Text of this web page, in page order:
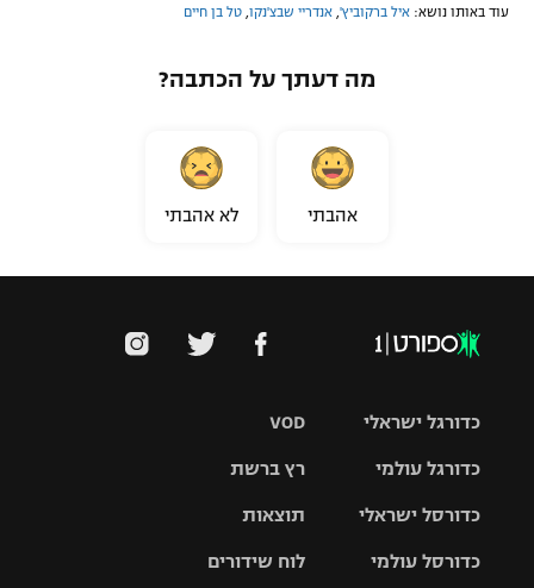
עוד באותו נושא: איל ברקוביץ', אנדריי שבצ'נקו, טל בן חיים
מה דעתך על הכתבה?
אהבתי לא אהבתי
VOD
רץ ברשת
תוצאות
לוח שידורים
כדורגל ישראלי
כדורגל עולמי
האלופות
כדורסל ישראלי
כדורסל עולמי